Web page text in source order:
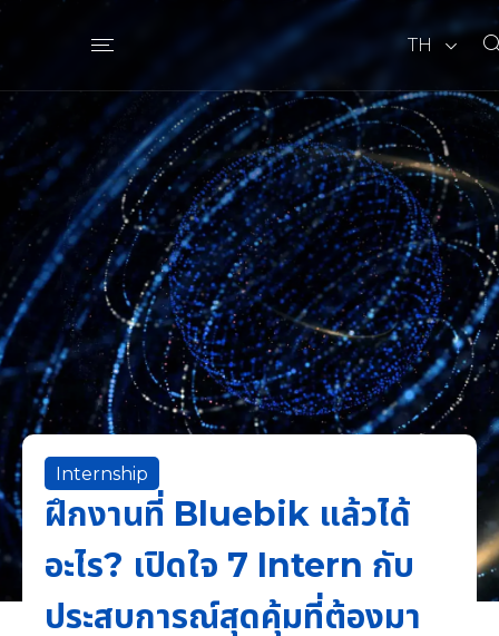
TH
Internship
ฝึกงานที่ Bluebik แล้วได้
อะไร? เปิดใจ 7 Intern กับ
ประสบการณ์สุดคุ้มที่ต้องมา